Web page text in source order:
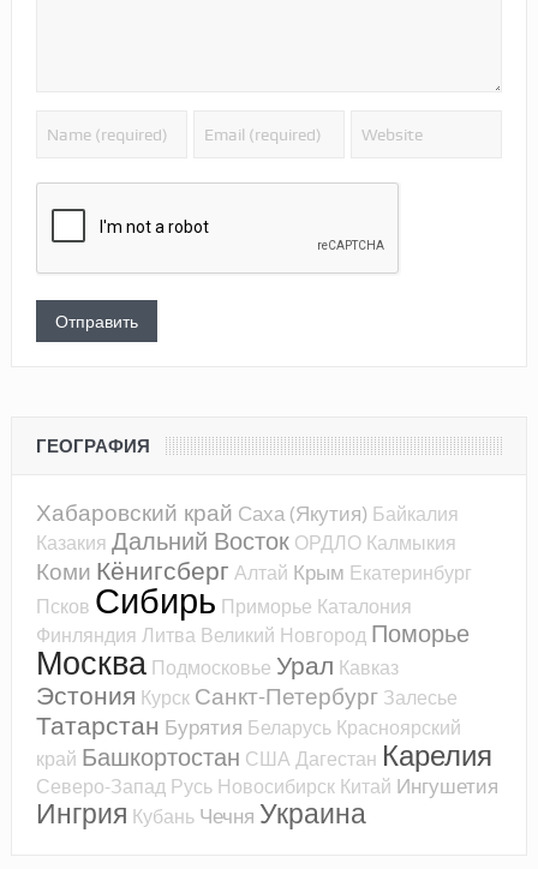
ГЕОГРАФИЯ
Хабаровский край Саха (Якутия) Байкалия
Казакия Дальний Восток ОРДЛО Калмыкия
Коми Кёнигсберг Алтай Крым Екатеринбург
Псков Сибирь Приморье Каталония
Финляндия Литва Великий Новгород Поморье
Москва Подмосковье Урал Кавказ
Эстония Курск Санкт-Петербург Залесье
Татарстан Бурятия Беларусь Красноярский
край Башкортостан США Дагестан Карелия
Северо-Запад Русь Новосибирск Китай Ингушетия
Ингрия Кубань Чечня Украина